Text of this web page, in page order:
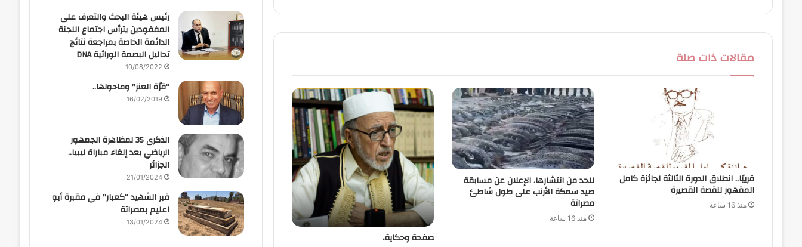
مقالات ذات صلة
قريبًا.. انطلاق الدورة الثالثة لجائزة كامل
المقهور للقصة القصيرة
منذ 16 ساعة
للحد من انتشارها. الإعلان عن مسابقة
صيد سمكة الأرنب على طول شاطئ
مصراتة
منذ 16 ساعة
صفحة وحكاية،
رئيس هيئة البحث والتعرف على
المفقودين يترأس اجتماع اللجنة
الدائمة الخاصة بمراجعة نتائج
تحاليل البصمة الوراثية DNA
10/08/2022
“قرّة العنز” وماحولها..
16/02/2019
الذكرى 35 لمظاهرة الجمهور
الرياضي بعد إلغاء مباراة ليبيا..
الجزائر
21/01/2024
قبر الشهيد “كعبار” في مقبرة أبو
اعليم بمصراتة
13/01/2024